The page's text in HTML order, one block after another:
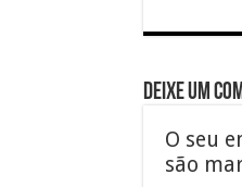
Deixe um
O seu
são